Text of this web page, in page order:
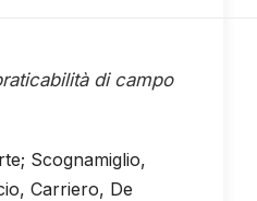
di campo
Scognamiglio,
Carriero, De